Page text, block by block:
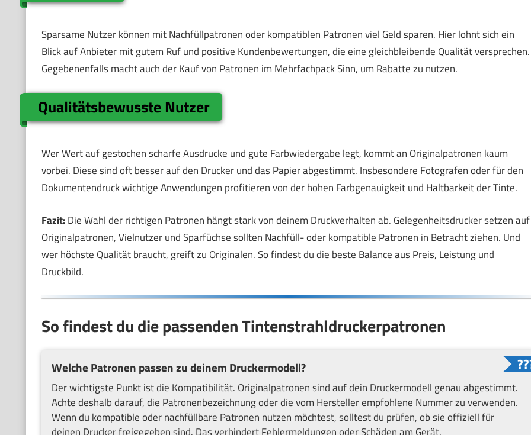
Sparsame Nutzer können mit Nachfüllpatronen oder kompatiblen Patronen viel Geld sparen. Hier lohnt sich ein
Blick auf Anbieter mit gutem Ruf und positive Kundenbewertungen, die eine gleichbleibende Qualität versprechen.
Gegebenenfalls macht auch der Kauf von Patronen im Mehrfachpack Sinn, um Rabatte zu nutzen.
Qualitätsbewusste Nutzer
Wer Wert auf gestochen scharfe Ausdrucke und gute Farbwiedergabe legt, kommt an Originalpatronen kaum
vorbei. Diese sind oft besser auf den Drucker und das Papier abgestimmt. Insbesondere Fotografen oder für den
Dokumentendruck wichtige Anwendungen profitieren von der hohen Farbgenauigkeit und Haltbarkeit der Tinte.
Fazit:Die Wahl der richtigen Patronen hängt stark von deinem Druckverhalten ab. Gelegenheitsdrucker setzen auf
Originalpatronen, Vielnutzer und Sparfüchse sollten Nachfüll- oder kompatible Patronen in Betracht ziehen. Und
wer höchste Qualität braucht, greift zu Originalen. So findest du die beste Balance aus Preis, Leistung und
Druckbild.
So findest du die passenden Tintenstrahldruckerpatronen
Welche Patronen passen zu deinem Druckermodell?
Der wichtigste Punkt ist die Kompatibilität. Originalpatronen sind auf dein Druckermodell genau abgestimmt.
Achte deshalb darauf, die Patronenbezeichnung oder die vom Hersteller empfohlene Nummer zu verwenden.
Wenn du kompatible oder nachfüllbare Patronen nutzen möchtest, solltest du prüfen, ob sie offiziell für